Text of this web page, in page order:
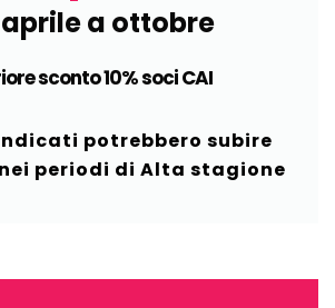
a ottobre
sconto 10% soci CAI
potrebbero subire
periodi di Alta stagione